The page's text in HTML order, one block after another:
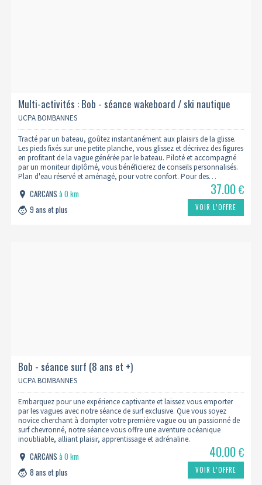
Multi-activités : Bob - séance wakeboard / ski nautique
famille (9 ans et +)
UCPA BOMBANNES
Tracté par un bateau, goûtez instantanément aux plaisirs de la glisse.
Les pieds fixés sur une petite planche, vous glissez et décrivez des figures
en profitant de la vague générée par le bateau. Piloté et accompagné
par un moniteur diplômé, vous bénéficierez de conseils personnalisés.
Plan d'eau réservé et aménagé, pour votre confort. Pour des…
CARCANSà 0 km
9 ans et plus
37.00€
VOIR L’OFFRE
Bob - séance surf (8 ans et +)
UCPA BOMBANNES
Embarquez pour une expérience captivante et laissez vous emporter
par les vagues avec notre séance de surf exclusive. Que vous soyez
novice cherchant à dompter votre première vague ou un passionné de
surf chevronné, notre séance vous offre une aventure océanique
inoubliable, alliant plaisir, apprentissage et adrénaline.
CARCANSà 0 km
8 ans et plus
40.00€
VOIR L’OFFRE